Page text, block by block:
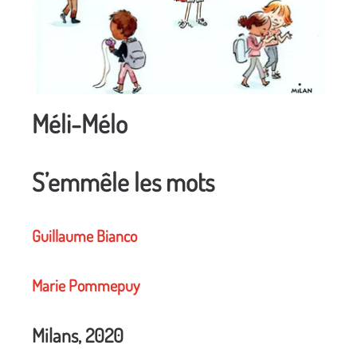
Méli-Mélo
S’emmêle les mots
Guillaume Bianco
Marie Pommepuy
Milans, 2020